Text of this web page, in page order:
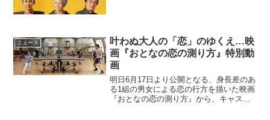
ニュース
叶わぬ大人の「恋」のゆくえ…映
画『おとなの恋の測り方』特別動
画
明日6月17日より公開となる、身長差のあ
る1組の男女による恋の行方を描いた映画
『おとなの恋の測り方』から、キャスト